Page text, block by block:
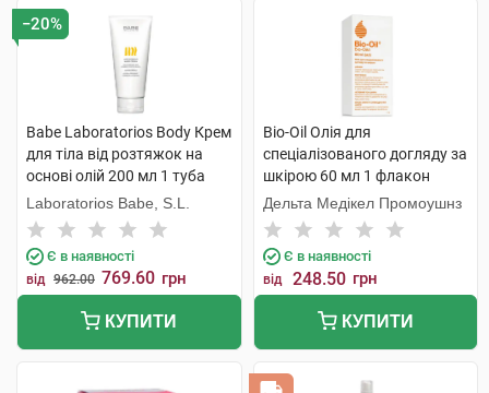
−20%
Babe Laboratorios Body Крем
для тіла від розтяжок на
основі олій 200 мл 1 туба
Laboratorios Babe, S.L.
Є в наявності
від 962.00 769.60 грн
КУПИТИ
Bio-Oil Олія для
спеціалізованого догляду за
шкірою 60 мл 1 флакон
Дельта Медікел Промоушнз
Є в наявності
від 248.50 грн
КУПИТИ